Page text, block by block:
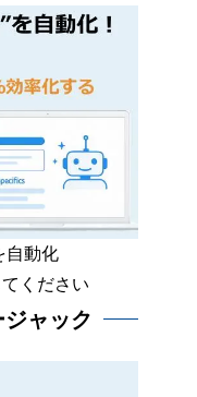
自動化
ください
ャック